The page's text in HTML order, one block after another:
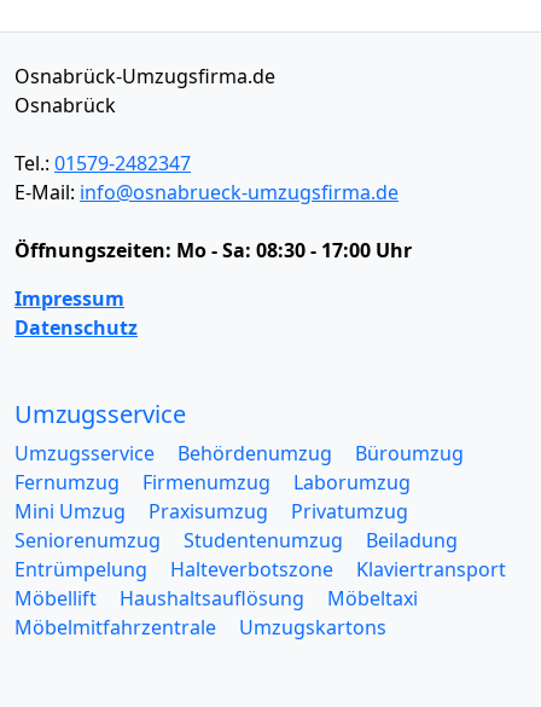
Osnabrück-Umzugsfirma.de
Osnabrück
Tel.: 01579-2482347
E-Mail: info@osnabrueck-umzugsfirma.de
Öffnungszeiten: Mo - Sa: 08:30 - 17:00 Uhr
Impressum
Datenschutz
Umzugsservice
Umzugsservice Behördenumzug
Büroumzug
Fernumzug
Firmenumzug
Laborumzug
Mini Umzug
Praxisumzug
Privatumzug
Seniorenumzug
Studentenumzug
Beiladung
Entrümpelung
Halteverbotszone
Klaviertransport
Möbellift
Haushaltsauflösung
Möbeltaxi
Möbelmitfahrzentrale
Umzugskartons